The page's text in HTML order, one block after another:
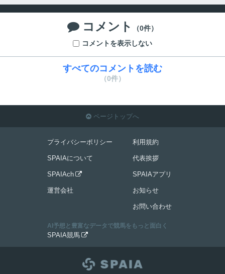
 コメント
（0件）
コメントを表示しない
すべてのコメントを読む
（0件）
 ページトップへ
プライバシーポリシー
SPAIAについて
SPAIAch 
運営会社
利用規約
代表挨拶
SPAIAアプリ
お知らせ
お問い合わせ
AI予想と豊富なデータで競馬をもっと面白く
SPAIA競馬 